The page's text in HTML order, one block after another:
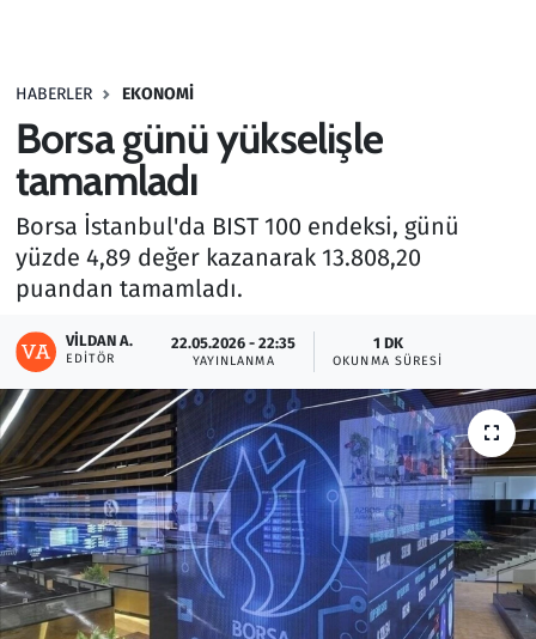
HABERLER EKONOMI
Borsa günü yükselişle
tamamladı
Borsa İstanbul'da BIST 100 endeksi, günü
yüzde 4,89 değer kazanarak 13.808,20
puandan tamamladı.
VILDAN A.
EDITÖR
22.05.2026 - 22:35
YAYINLANMA
1 DK
OKUNMA SÜRESI
Haber
Kültür Sanat
Kurumsal Haberler
Lezzet Durağı
Memur ve Kamu
Otomobil
Oyun
Ramazan
Resmi İlanlar